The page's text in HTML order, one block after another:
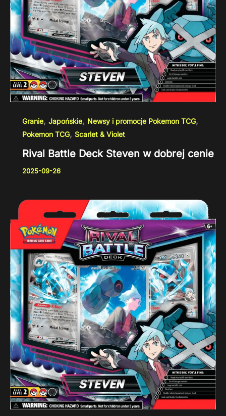
Granie, Japońskie, Newsy i promocje Pokemon TCG,
Pokemon TCG, Scarlet & Violet
Rival Battle Deck Steven w dobrej cenie
2025-09-26